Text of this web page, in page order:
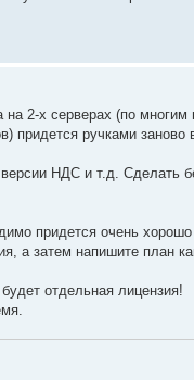
2-х серверах (по многим
придется ручками
НДС и т.д. Сделать
придется очень
а затем напишите план
отдельная лицензия!